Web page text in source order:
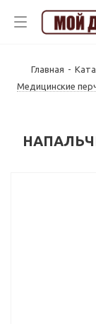
Главная -
Медицинские